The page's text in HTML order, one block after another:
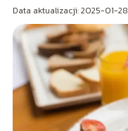
Data aktualizacji: 2025-01-28